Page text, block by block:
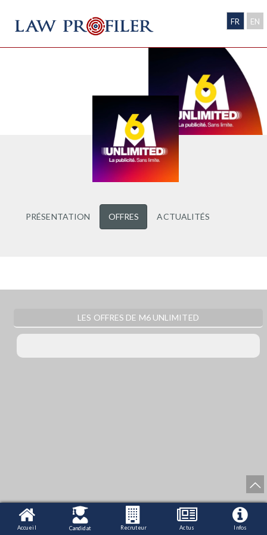
FR EN
PRÉSENTATION OFFRES ACTUALITÉS
LES OFFRES DE M6 UNLIMITED
Accueil Candidat Recruteur Actus Infos